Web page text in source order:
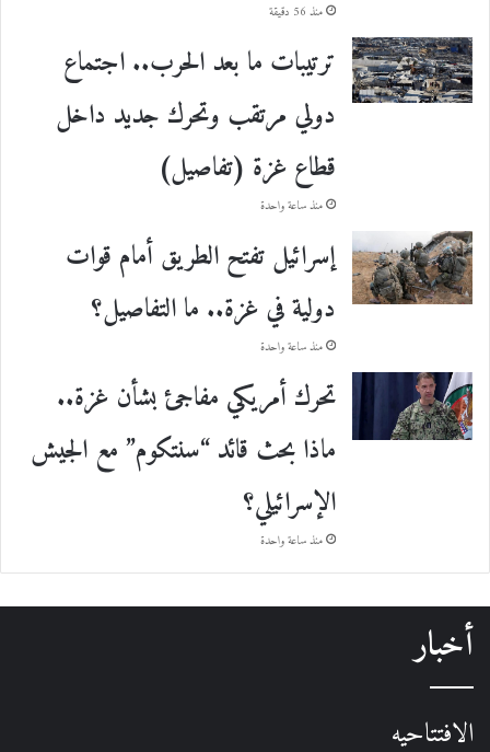
منذ 56 دقيقة
ترتيبات ما بعد الحرب.. اجتماع
دولي مرتقب وتحرك جديد داخل
قطاع غزة (تفاصيل)
منذ ساعة واحدة
إسرائيل تفتح الطريق أمام قوات
دولية في غزة.. ما التفاصيل؟
منذ ساعة واحدة
تحرك أمريكي مفاجئ بشأن غزة..
ماذا بحث قائد “سنتكوم” مع الجيش
الإسرائيلي؟
منذ ساعة واحدة
أخبار
الافتتاحيه